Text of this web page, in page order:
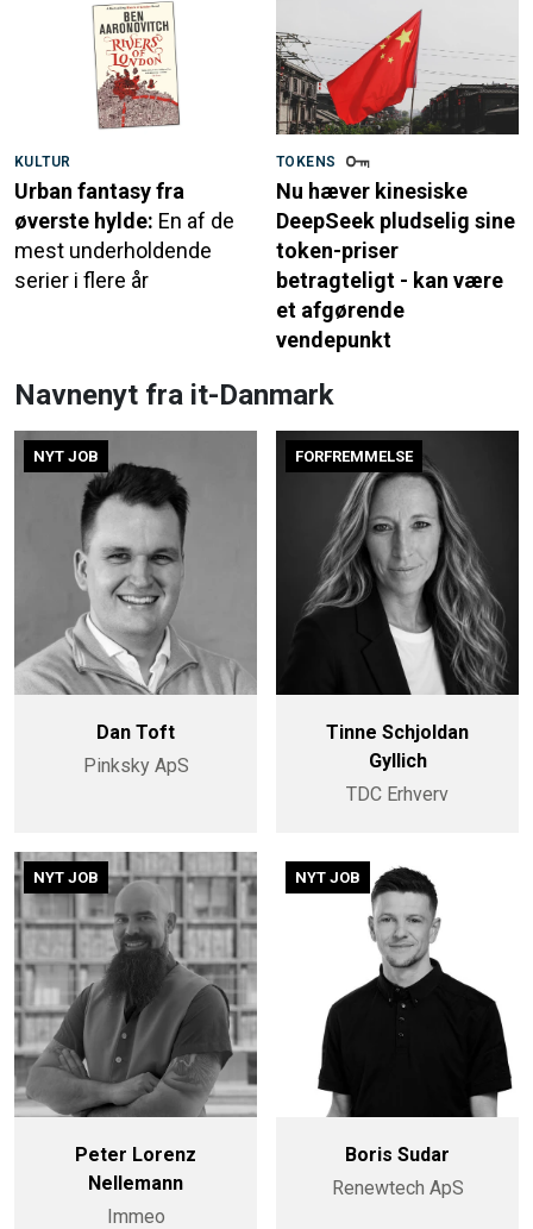
KULTUR
Urban fantasy fra
øverste hylde: En af de
mest underholdende
serier i flere år
TOKENS
Nu hæver kinesiske
DeepSeek pludselig sine
token-priser
betragteligt - kan være
et afgørende
vendepunkt
Navnenyt fra it-Danmark
NYT JOB
Dan Toft
Pinksky ApS
FORFREMMELSE
Tinne Schjoldan
Gyllich
TDC Erhverv
NYT JOB
Peter Lorenz
Nellemann
Immeo
NYT JOB
Boris Sudar
Renewtech ApS